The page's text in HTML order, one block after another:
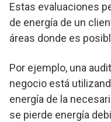
Estas evaluaciones
de energía de un
áreas donde es
Por ejemplo, una
negocio está
energía de la
se pierde energía